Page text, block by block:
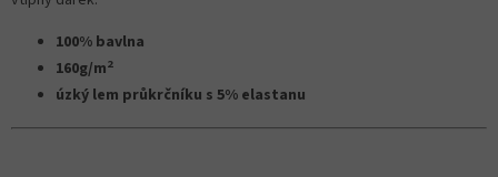
100% bavlna
160g/m2
úzký lem průkrčníku s 5% elastanu